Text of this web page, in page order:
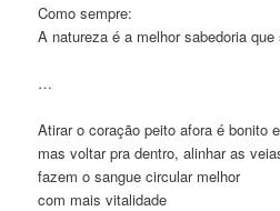
Como sempre:
A natureza é a melhor sabedoria
…
Atirar o coração peito afora é bonito
mas voltar pra dentro, alinhar as
fazem o sangue circular melhor
com mais vitalidade